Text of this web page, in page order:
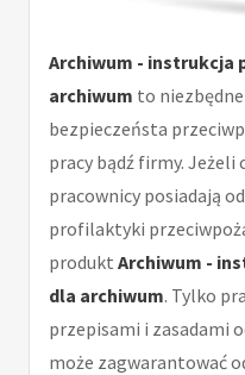
Archiwum - instrukcja
archiwum to niezbędne
bezpieczeństa
pracy bądź firmy. Jeżeli
pracownicy posiadają
profilaktyki
produkt Archiwum -
dla archiwum. Tylko
przepisami i zasadami
może zagwarantować